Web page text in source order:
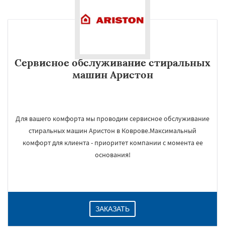
Сервисное обслуживание стиральных
машин Аристон
Для вашего комфорта мы проводим сервисное обслуживание
стиральных машин Аристон в Коврове.Максимальный
комфорт для клиента - приоритет компании с момента ее
основания!
ЗАКАЗАТЬ